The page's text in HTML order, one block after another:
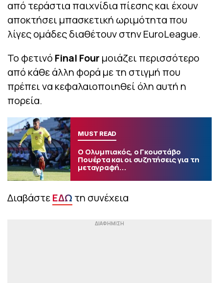
από τεράστια παιχνίδια πίεσης και έχουν
αποκτήσει μπασκετική ωριμότητα που
λίγες ομάδες διαθέτουν στην EuroLeague.
Το φετινό Final Four μοιάζει περισσότερο
από κάθε άλλη φορά με τη στιγμή που
πρέπει να κεφαλαιοποιηθεί όλη αυτή η
πορεία.
MUST READ
Ο Ολυμπιακός, ο Γκουστάβο
Πουέρτα και οι συζητήσεις για τη
μεταγραφή...
ΔιαβάστεΕΔΩ τη συνέχεια